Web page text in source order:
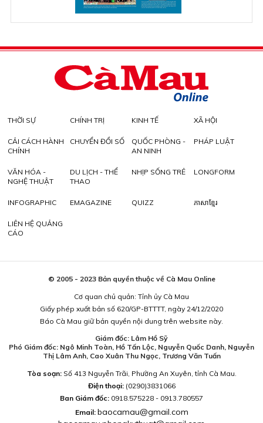
THỜI SỰ CHÍNH TRỊ KINH TẾ XÃ HỘI
CẢI CÁCH HÀNH
CHÍNH
CHUYỂN ĐỔI SỐ
QUỐC PHÒNG -
AN NINH
PHÁP LUẬT
VĂN HÓA -
NGHỆ THUẬT
DU LỊCH - THỂ
THAO
NHỊP SỐNG TRẺ LONGFORM
INFOGRAPHIC EMAGAZINE QUIZZ ភាសាខ្មែរ
LIÊN HỆ QUẢNG
CÁO
© 2005 - 2023 Bản quyền thuộc về Cà Mau Online
Cơ quan chủ quản: Tỉnh ủy Cà Mau
Giấy phép xuất bản số 620/GP-BTTTT, ngày 24/12/2020
Báo Cà Mau giữ bản quyền nội dung trên website này.
Giám đốc: Lâm Hồ Sỹ
Phó Giám đốc: Ngô Minh Toàn, Hồ Tấn Lộc, Nguyễn Quốc Danh, Nguyễn
Thị Lâm Anh, Cao Xuân Thu Ngọc, Trương Văn Tuấn
Tòa soạn:Số 413 Nguyễn Trãi, Phường An Xuyên, tỉnh Cà Mau.
Điện thoại: (0290)3831066
Ban Giám đốc: 0918.575228 - 0913.780557
Email: baocamau@gmail.com